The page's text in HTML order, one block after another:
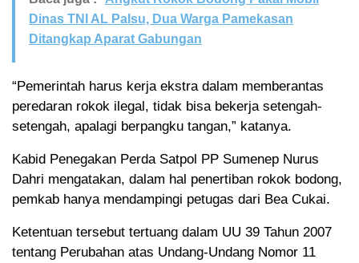
Dinas TNI AL Palsu, Dua Warga Pamekasan
Ditangkap Aparat Gabungan
“Pemerintah harus kerja ekstra dalam memberantas
peredaran rokok ilegal, tidak bisa bekerja setengah-
setengah, apalagi berpangku tangan,” katanya.
Kabid Penegakan Perda Satpol PP Sumenep Nurus
Dahri mengatakan, dalam hal penertiban rokok bodong,
pemkab hanya mendampingi petugas dari Bea Cukai.
Ketentuan tersebut tertuang dalam UU 39 Tahun 2007
tentang Perubahan atas Undang-Undang Nomor 11